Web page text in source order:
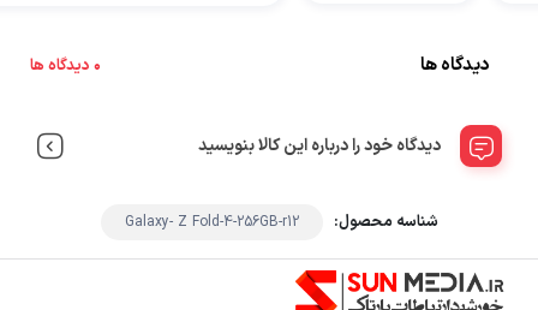
دیدگاه ها 0 دیدگاه ها
دیدگاه خود را درباره این کالا بنویسید
شناسه محصول: Galaxy- Z Fold-4-256GB-r12